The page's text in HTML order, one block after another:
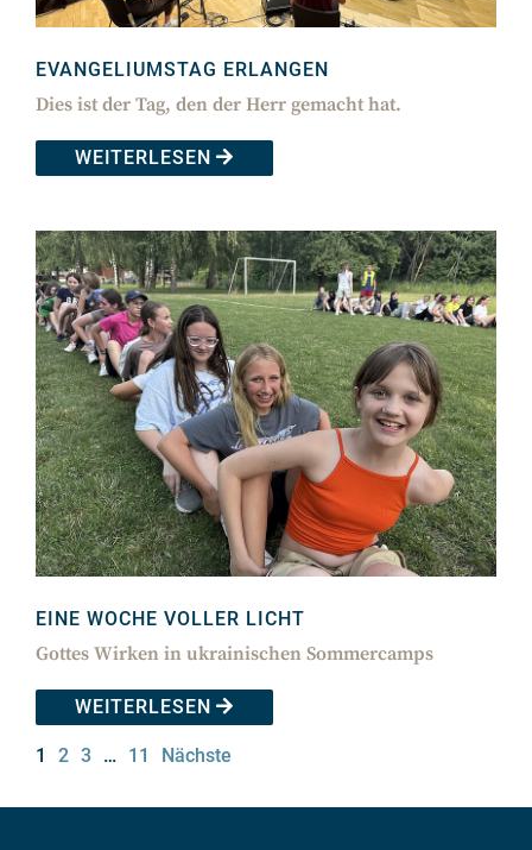
EVANGELIUMSTAG ERLANGEN
Dies ist der Tag, den der Herr gemacht hat.
WEITERLESEN
EINE WOCHE VOLLER LICHT
Gottes Wirken in ukrainischen Sommercamps
WEITERLESEN
1 2 3 … 11 Nächste